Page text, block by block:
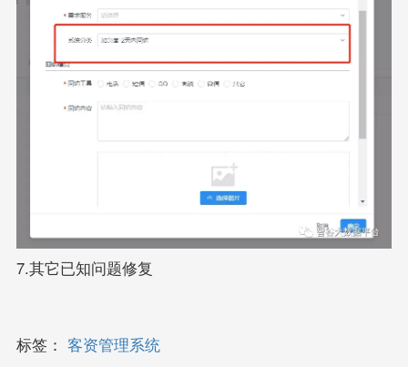
7.其它已知问题修复
标签： 客资管理系统